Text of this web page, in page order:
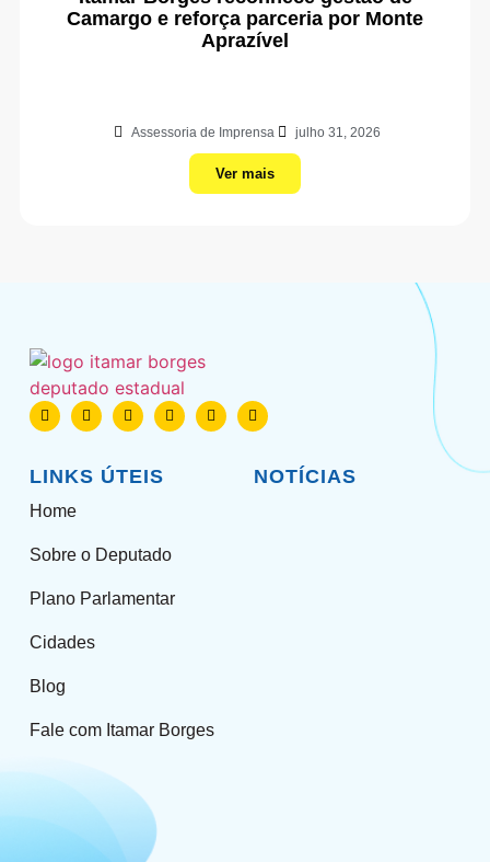
Camargo e reforça parceria por Monte
Aprazível
Assessoria de Imprensa julho 31, 2026
Ver mais
LINKS ÚTEIS
Home
Sobre o Deputado
Plano Parlamentar
Cidades
Blog
Fale com Itamar Borges
NOTÍCIAS